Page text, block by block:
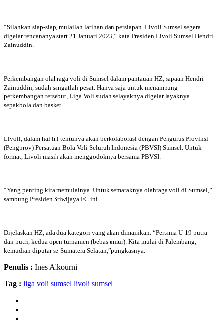
“Silahkan siap-siap, mulailah latihan dan persiapan. Livoli Sumsel segera
digelar rencananya start 21 Januari 2023,” kata Presiden Livoli Sumsel Hendri
Zainuddin.
Perkembangan olahraga voli di Sumsel dalam pantauan HZ, sapaan Hendri
Zainuddin, sudah sangatlah pesat. Hanya saja untuk menampung
perkembangan tersebut, Liga Voli sudah selayaknya digelar layaknya
sepakbola dan basket.
Livoli, dalam hal ini tentunya akan berkolaborasi dengan Pengurus Provinsi
(Pengprov) Persatuan Bola Voli Seluruh Indonesia (PBVSI) Sumsel. Untuk
format, Livoli masih akan menggodoknya bersama PBVSI.
“Yang penting kita memulainya. Untuk semaraknya olahraga voli di Sumsel,”
sambung Presiden Sriwijaya FC ini.
Dijelaskan HZ, ada dua kategori yang akan dimainkan. “Pertama U-19 putra
dan putri, kedua open turnamen (bebas umur). Kita mulai di Palembang,
kemudian diputar se-Sumatera Selatan,”pungkasnya.
Penulis : Ines Alkourni
Tag : liga voli sumsel livoli sumsel